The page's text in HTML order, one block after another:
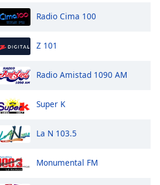
Radio Cima 100
Z 101
Radio Amistad 1090 AM
Super K
La N 103.5
Monumental FM